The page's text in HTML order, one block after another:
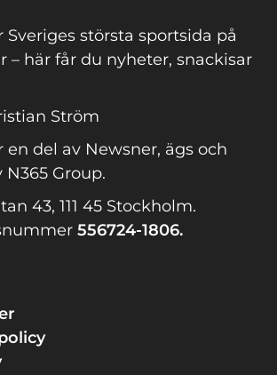
Sveriges största sportsida på
– här får du nyheter, snackisar
Ström
en del av Newsner, ägs och
Group.
43, 111 45 Stockholm.
556724-1806.